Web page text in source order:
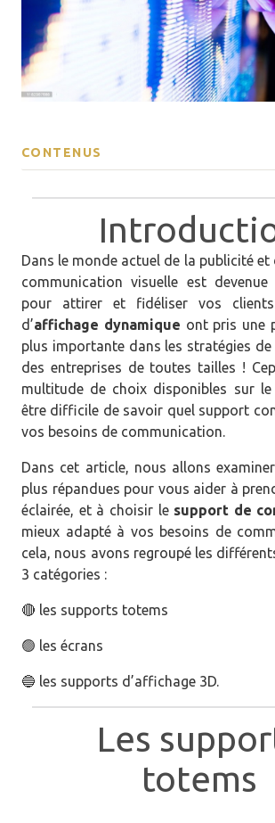
CONTENUS
Les supports totems
Les écrans
Les supports d'affichage 3D
Pour conclure
Dans le monde actuel de la publicité et
communication visuelle est
pour attirer et fidéliser vos
d’affichage dynamique ont pris une
plus importante dans les stratégies
des entreprises de toutes tailles !
multitude de choix disponibles sur
être difficile de savoir quel support
vos besoins de communication.
Dans cet article, nous allons
plus répandues pour vous aider à
éclairée, et à choisir le support de
mieux adapté à vos besoins de
cela, nous avons regroupé les
3 catégories :
🔴 les supports totems
🟢 les écrans
🔵 les supports d’affichage 3D.
Les
totems